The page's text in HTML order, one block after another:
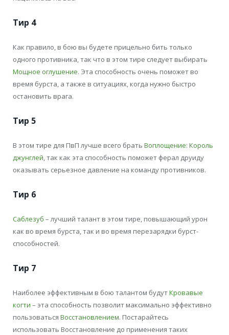
Тир 4
Как правило, в бою вы будете прицельно бить только
одного противника, так что в этом тире следует выбирать
Мощное оглушение. Эта способность очень поможет во
время бурста, а также в ситуациях, когда нужно быстро
остановить врага.
Тир 5
В этом тире для ПвП лучше всего брать Воплощение: Король
джунглей, так как эта способность поможет ферал друиду
оказывать серьезное давление на команду противников.
Тир 6
Саблезуб – лучший талант в этом тире, повышающий урон
как во время бурста, так и во время перезарядки бурст-
способностей.
Тир 7
Наиболее эффективным в бою талантом будутКровавые
когти – эта способность позволит максимально эффективно
пользоваться Восстановлением. Постарайтесь
использовать Восстановление до применения таких